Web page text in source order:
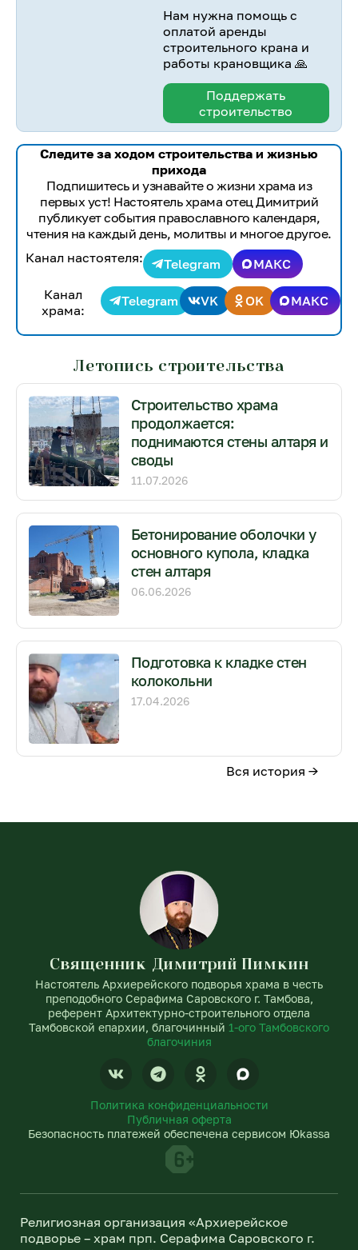
Нам нужна помощь с
оплатой аренды
строительного крана и
работы крановщика 🙏
Поддержать
строительство
Следите за ходом строительства и жизнью
прихода
Подпишитесь и узнавайте о жизни храма из
первых уст! Настоятель храма отец Димитрий
публикует события православного календаря,
чтения на каждый день, молитвы и многое другое.
Канал настоятеля:
Telegram
МАКС
Канал
храма:
Telegram VK OK МАКС
Летопись строительства
Строительство храма
продолжается:
поднимаются стены алтаря и
своды
11.07.2026
Бетонирование оболочки у
основного купола, кладка
стен алтаря
06.06.2026
Подготовка к кладке стен
колокольни
17.04.2026
Вся история →
Священник Димитрий Пимкин
Настоятель Архиерейского подворья храма в честь
преподобного Серафима Саровского г. Тамбова,
референт Архитектурно-строительного отдела
Тамбовской епархии, благочинный 1-ого Тамбовского
благочиния
V
k
T
e
e
g
m
O
d
o
k
s
i
k
Политика конфиденциальности
Публичная оферта
Безопасность платежей обеспечена сервисом Юkassa
Религиозная организация «Архиерейское
подворье – храм прп. Серафима Саровского г.